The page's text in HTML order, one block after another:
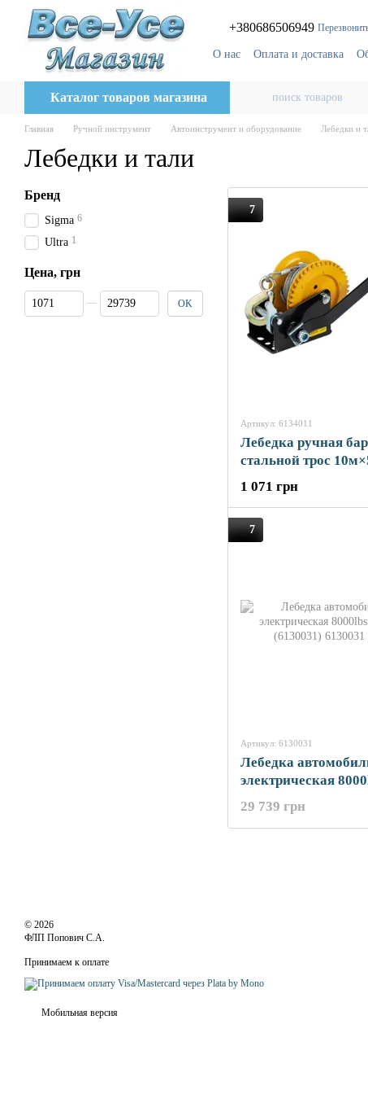
Перейти к основному контенту
+380686506949
О нас Оплата и доставка
Каталог товаров магазина
Главная Ручной инструмент Автоинструмент и оборудование Лебедки и
Лебедки и тали
7
Артикул: 6134011
Лебедка ручная
стальной трос
550кг SIGMA
1 071 грн
7
Артикул: 6130031
Лебедка
электрическая
SIGMA (6130031)
29 739 грн
Бренд
Sigma 6
Ultra 1
Цена, грн
От Цена, грн
До Цена, грн
OK
© 2026
ФЛП Попович С.А.
Принимаем к оплате
Мобильная версия